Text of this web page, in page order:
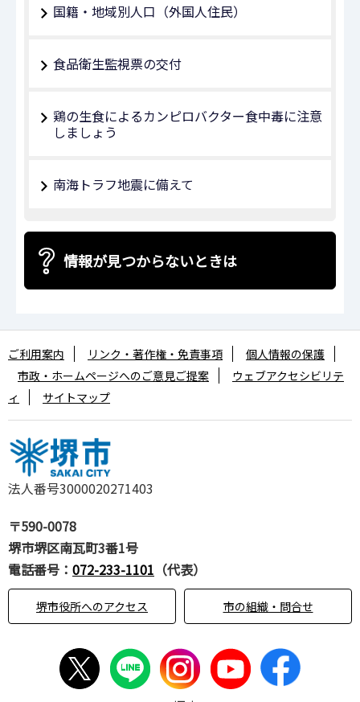
国籍・地域別人口（外国人住民）
食品衛生監視票の交付
鶏の生食によるカンピロバクター食中毒に注意
しましょう
南海トラフ地震に備えて
情報が見つからないときは
法人番号3000020271403
〒590-0078
堺市堺区南瓦町3番1号
電話番号： 072-233-1101 （代表）
堺市役所へのアクセス 市の組織・問合せ
ご利用案内 リンク・著作権・免責事項
個人情報の保護
市政・ホームページへのご意見ご提案
ウェブアクセシビリテ
ィ
サイトマップ